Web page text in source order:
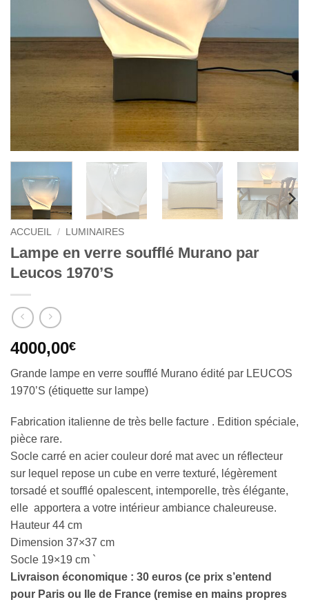
ACCUEIL / LUMINAIRES
Lampe en verre soufflé Murano par
Leucos 1970’S
4000,00€
Grande lampe en verre soufflé Murano édité par LEUCOS
1970’S (étiquette sur lampe)
Fabrication italienne de très belle facture . Edition spéciale,
pièce rare.
Socle carré en acier couleur doré mat avec un réflecteur
sur lequel repose un cube en verre texturé, légèrement
torsadé et soufflé opalescent, intemporelle, très élégante,
elle apportera a votre intérieur ambiance chaleureuse.
Hauteur 44 cm
Dimension 37×37 cm
Socle 19×19 cm `
Livraison économique : 30 euros (ce prix s’entend
pour Paris ou Ile de France (remise en mains propres